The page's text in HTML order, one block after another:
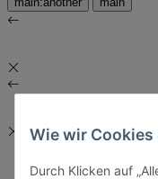
Wie wir Cookies
Durch Klicken auf